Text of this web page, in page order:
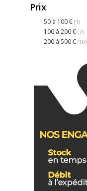
Prix
50 à 100 € (1)
100 à 200 € (7)
200 à 500 € (10)